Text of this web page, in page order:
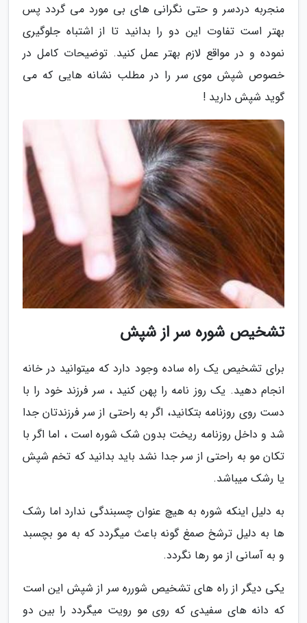
منجربه دردسر و حتی نگرانی های بی مورد می گردد پس
بهتر است تفاوت این دو را بدانید تا از اشتباه جلوگیری
نموده و در مواقع لازم بهتر عمل کنید. توضیحات کامل در
خصوص شپش موی سر را در مطلب نشانه هایی که می
گوید شپش دارید !
تشخیص شوره سر از شپش
برای تشخیص یک راه ساده وجود دارد که میتوانید در خانه
انجام دهید. یک روز نامه را پهن کنید ، سر فرزند خود را با
دست روی روزنامه بتکانید، اگر به راحتی از سر فرزندتان جدا
شد و داخل روزنامه ریخت بدون شک شوره است ، اما اگر با
تکان مو به راحتی از سر جدا نشد باید بدانید که تخم شپش
یا رشک میباشد.
به دلیل اینکه شوره به هیچ عنوان چسبندگی ندارد اما رشک
ها به دلیل ترشخ صمغ گونه باعث میگردد که به مو بچسبد
و به آسانی از مو رها نگردد.
یکی دیگر از راه های تشخیص شورره سر از شپش این است
که دانه های سفیدی که روی مو رویت میگردد را بین دو